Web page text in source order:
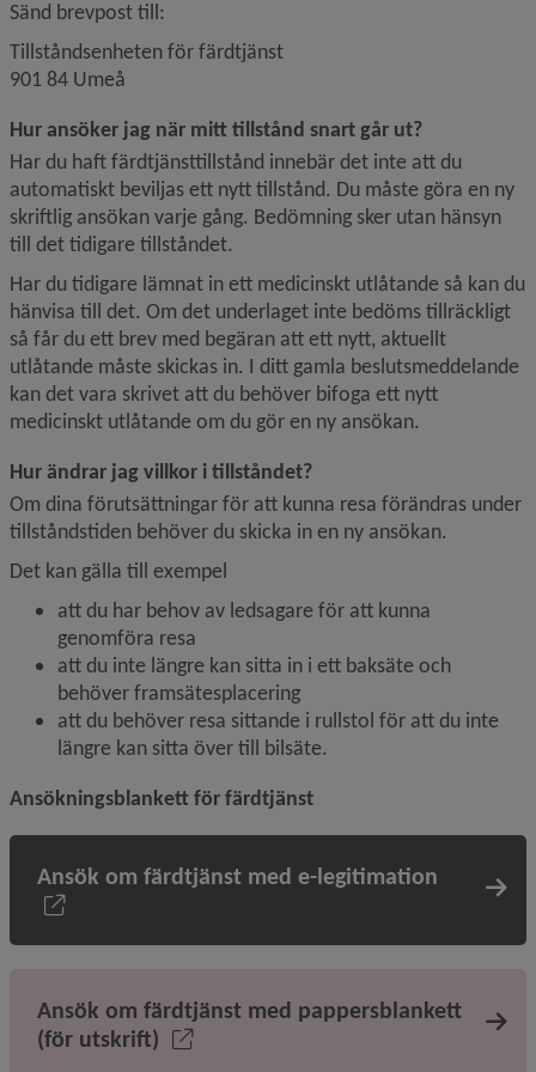
Sänd brevpost till:
Tillståndsenheten för färdtjänst
901 84 Umeå
Hur ansöker jag när mitt tillstånd snart går ut?
Har du haft färdtjänsttillstånd innebär det inte att du
automatiskt beviljas ett nytt tillstånd. Du måste göra en ny
skriftlig ansökan varje gång. Bedömning sker utan hänsyn
till det tidigare tillståndet.
Har du tidigare lämnat in ett medicinskt utlåtande så kan du
hänvisa till det. Om det underlaget inte bedöms tillräckligt
så får du ett brev med begäran att ett nytt, aktuellt
utlåtande måste skickas in. I ditt gamla beslutsmeddelande
kan det vara skrivet att du behöver bifoga ett nytt
medicinskt utlåtande om du gör en ny ansökan.
Hur ändrar jag villkor i tillståndet?
Om dina förutsättningar för att kunna resa förändras under
tillståndstiden behöver du skicka in en ny ansökan.
Det kan gälla till exempel
att du har behov av ledsagare för att kunna
genomföra resa
att du inte längre kan sitta in i ett baksäte och
behöver framsätesplacering
att du behöver resa sittande i rullstol för att du inte
längre kan sitta över till bilsäte.
Ansökningsblankett för färdtjänst
Ansök om färdtjänst med e-legitimation
Ansök om färdtjänst med pappersblankett
(för utskrift)